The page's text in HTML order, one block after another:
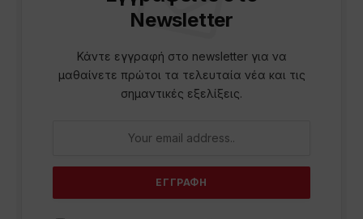
Newsletter
Κάντε εγγραφή στο newsletter για να
μαθαίνετε πρώτοι τα τελευταία νέα και τις
σημαντικές εξελίξεις.